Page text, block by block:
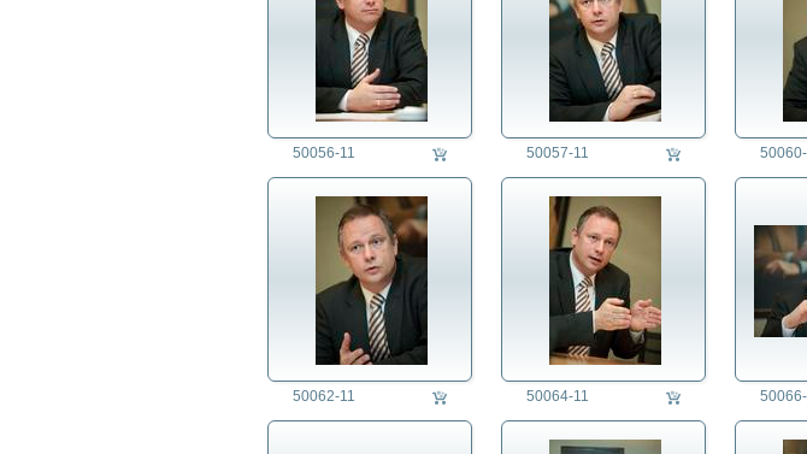
50056-11 50057-11
50062-11 50064-11